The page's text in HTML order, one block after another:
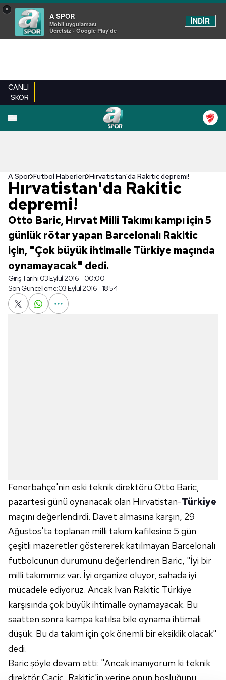
×
A SPOR
Mobil uygulaması
Ücretsiz - Google Play'de
İNDİR
CANLI
SKOR
A Spor Futbol Haberleri Hırvatistan'da Rakitic depremi!
Hırvatistan'da Rakitic
depremi!
Otto Baric, Hırvat Milli Takımı kampı için 5
günlük rötar yapan Barcelonalı Rakitic
için, "Çok büyük ihtimalle Türkiye maçında
oynamayacak" dedi.
Giriş Tarihi:03 Eylül 2016 - 00:00
Son Güncelleme:03 Eylül 2016 - 18:54
Fenerbahçe'nin eski teknik direktörü Otto Baric,
pazartesi günü oynanacak olan Hırvatistan-Türkiye
maçını değerlendirdi. Davet almasına karşın, 29
Ağustos'ta toplanan milli takım kafilesine 5 gün
çeşitli mazeretler göstererek katılmayan Barcelonalı
futbolcunun durumunu değerlendiren Baric, "İyi bir
milli takımımız var. İyi organize oluyor, sahada iyi
mücadele ediyoruz. Ancak Ivan Rakitic Türkiye
karşısında çok büyük ihtimalle oynamayacak. Bu
saatten sonra kampa katılsa bile oynama ihtimali
düşük. Bu da takım için çok önemli bir eksiklik olacak"
dedi.
Baric şöyle devam etti: "Ancak inanıyorum ki teknik